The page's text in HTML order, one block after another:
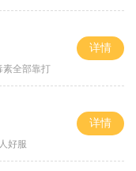
素全部靠打
详情
好服
详情